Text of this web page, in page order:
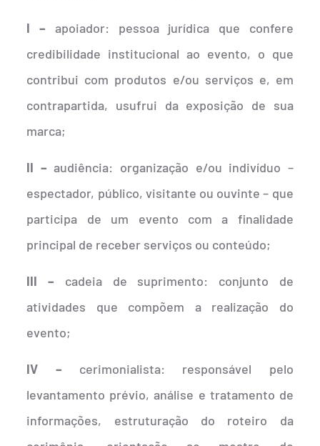
I – apoiador: pessoa jurídica que confere
credibilidade institucional ao evento, o que
contribui com produtos e/ou serviços e, em
contrapartida, usufrui da exposição de sua
marca;
II –audiência: organização e/ou indivíduo –
espectador, público, visitante ou ouvinte – que
participa de um evento com a finalidade
principal de receber serviços ou conteúdo;
III – cadeia de suprimento: conjunto de
atividades que compõem a realização do
evento;
IV – cerimonialista: responsável pelo
levantamento prévio, análise e tratamento de
informações, estruturação do roteiro da